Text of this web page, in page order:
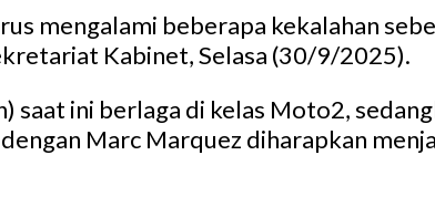
mengalami beberapa kekalahan
Kabinet, Selasa (30/9/2025).
saat ini berlaga di kelas Moto2,
Marc Marquez diharapkan